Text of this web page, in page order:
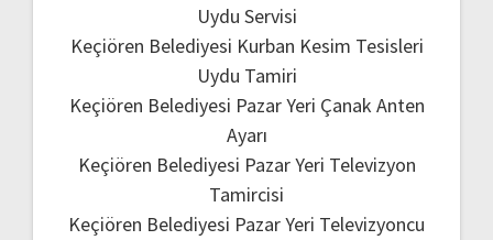
Uydu Servisi
Keçiören Belediyesi Kurban Kesim Tesisleri
Uydu Tamiri
Keçiören Belediyesi Pazar Yeri Çanak Anten
Ayarı
Keçiören Belediyesi Pazar Yeri Televizyon
Tamircisi
Keçiören Belediyesi Pazar Yeri Televizyoncu